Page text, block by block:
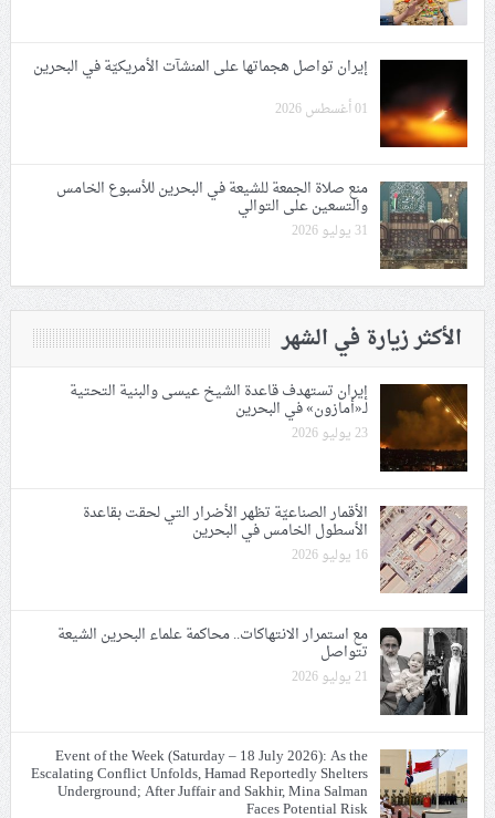
إيران تواصل هجماتها على المنشآت الأمريكيّة في البحرين
01 أغسطس 2026
منع صلاة الجمعة للشيعة في البحرين للأسبوع الخامس
والتسعين على التوالي
31 يوليو 2026
الأكثر زيارة في الشهر
إيران تستهدف قاعدة الشيخ عيسى والبنية التحتية
لـ«أمازون» في البحرين
23 يوليو 2026
الأقمار الصناعيّة تظهر الأضرار التي لحقت بقاعدة
الأسطول الخامس في البحرين
16 يوليو 2026
مع استمرار الانتهاكات.. محاكمة علماء البحرين الشيعة
تتواصل
21 يوليو 2026
Event of the Week (Saturday – 18 July 2026): As the
Escalating Conflict Unfolds, Hamad Reportedly Shelters
Underground; After Juffair and Sakhir, Mina Salman
Faces Potential Risk